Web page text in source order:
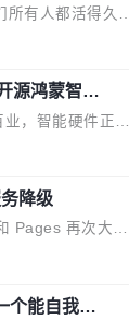
知但很少公开捅
一句软化声明：
文都在过度宣传
果你筛选出那些
们大部分都是过
。不是所有论文
论文最有问题。
，一位 ICLR 2
有人都活得久。
而是出自 Hieu
是谁？他是 xAI
练基础设施团队
帖子，列出了他
开源项目。 第一
2。 Hieu 的
释，但 FA2 是他
到好处，刚好能
些"邪恶的" Hopp
改和适配。 更关
源鸿蒙智能
，智能硬件正从
协同化发展。作
能力，为不同类
提供关键支撑，
商业增长打开新
能硬件开发者日
Develope
降级
Pages 再次大规
用超过 5 小时，
也因调度层故
code review、C
个能自我改